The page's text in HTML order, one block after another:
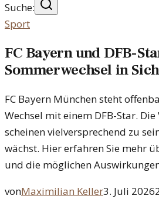
Suche:
Sport
FC Bayern und DFB-
Sommerwechsel in
FC Bayern München steht
Wechsel mit einem DFB-Star.
scheinen vielversprechend zu
wächst. Hier erfahren Sie mehr
und die möglichen
vonMaximilian Keller3. Juli 2026